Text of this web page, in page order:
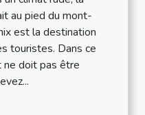
au pied du mont-
est la destination
touristes. Dans ce
ne doit pas être